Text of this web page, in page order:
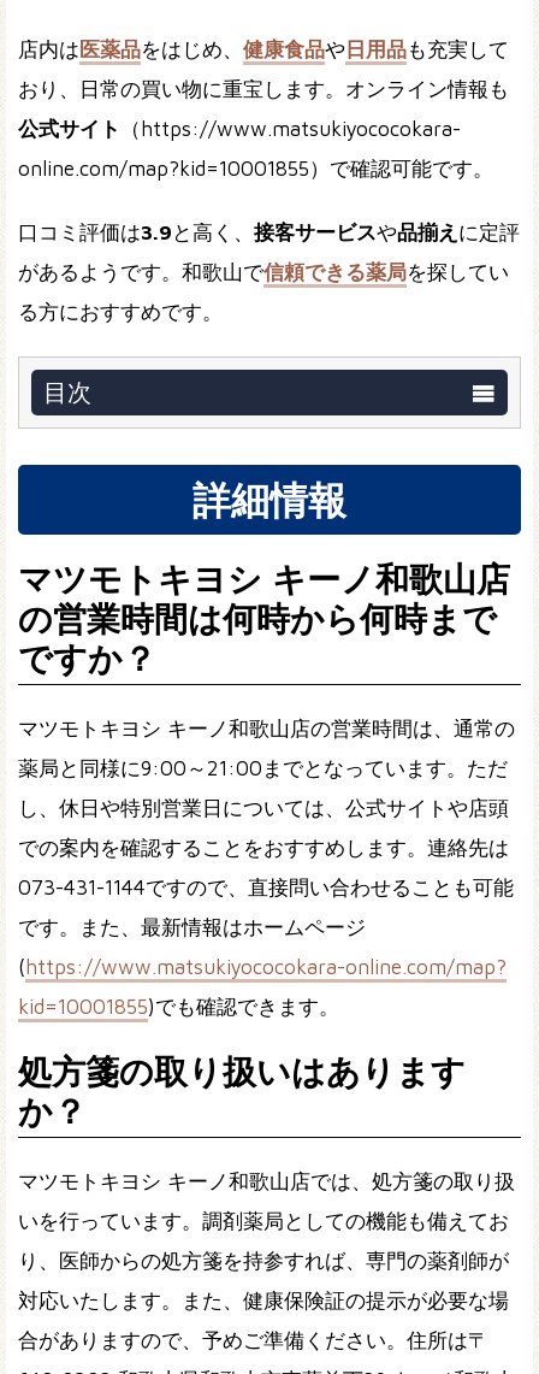
店内は 医薬品をはじめ、 健康食品や 日用品も充実して
おり、日常の買い物に重宝します。オンライン情報も
公式サイト
（https://www.matsukiyococokara-
online.com/map?kid=10001855）で確認可能です。
口コミ評価は3.9 と高く、 接客サービスや品揃え に定評
があるようです。和歌山で信頼できる薬局を探してい
る方におすすめです。
目次
詳細情報
マツモトキヨシ キーノ和歌山店
の営業時間は何時から何時まで
ですか？
マツモトキヨシ キーノ和歌山店の営業時間は、通常の
薬局と同様に9:00～21:00までとなっています。ただ
し、休日や特別営業日については、公式サイトや店頭
での案内を確認することをおすすめします。連絡先は
073-431-1144ですので、直接問い合わせることも可能
です。また、最新情報はホームページ
( https://www.matsukiyococokara-online.com/map?
kid=10001855)でも確認できます。
処方箋の取り扱いはあります
か？
マツモトキヨシ キーノ和歌山店では、処方箋の取り扱
いを行っています。調剤薬局としての機能も備えてお
り、医師からの処方箋を持参すれば、専門の薬剤師が
対応いたします。また、健康保険証の提示が必要な場
合がありますので、予めご準備ください。住所は〒